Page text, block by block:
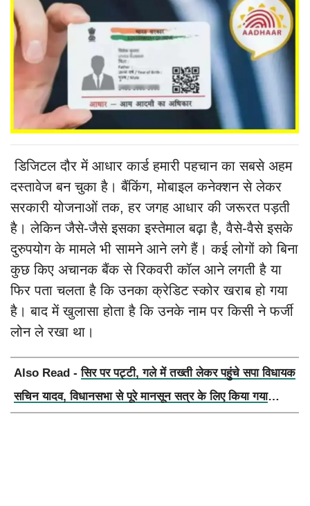
डिजिटल दौर में आधार कार्ड हमारी पहचान का सबसे अहम
दस्तावेज बन चुका है। बैंकिंग, मोबाइल कनेक्शन से लेकर
सरकारी योजनाओं तक, हर जगह आधार की जरूरत पड़ती
है। लेकिन जैसे-जैसे इसका इस्तेमाल बढ़ा है, वैसे-वैसे इसके
दुरुपयोग के मामले भी सामने आने लगे हैं। कई लोगों को बिना
कुछ किए अचानक बैंक से रिकवरी कॉल आने लगती है या
फिर पता चलता है कि उनका क्रेडिट स्कोर खराब हो गया
है। बाद में खुलासा होता है कि उनके नाम पर किसी ने फर्जी
लोन ले रखा था।
Also Read -सिर पर पट्टी, गले में तख्ती लेकर पहुंचे सपा विधायक
सचिन यादव, विधानसभा से पूरे मानसून सत्र के लिए किया गया